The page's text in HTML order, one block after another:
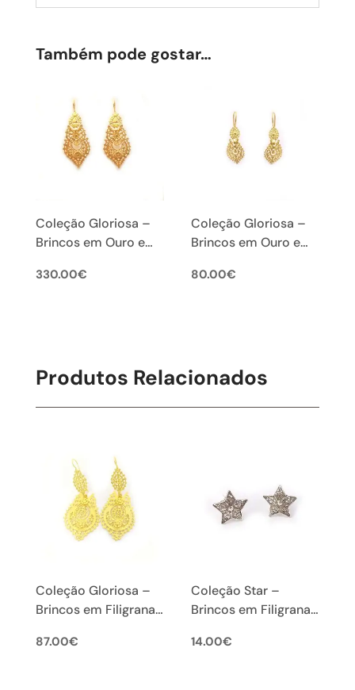
Também pode gostar…
Coleção Gloriosa –
Brincos em Ouro e
330.00€
Coleção Gloriosa –
Brincos em Ouro e
80.00€
Produtos Relacionados
Coleção Gloriosa –
Brincos em Filigrana
87.00€
Coleção Star –
Brincos em Filigrana
14.00€